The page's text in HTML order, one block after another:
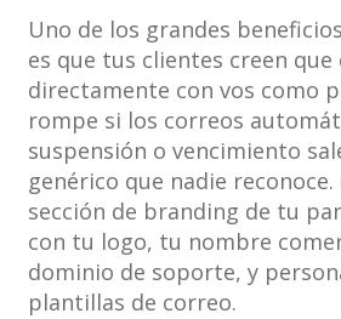
Uno de los grandes
es que tus clientes creen
directamente con vos como
rompe si los correos
suspensión o vencimiento
genérico que nadie
sección de branding de tu
con tu logo, tu nombre
dominio de soporte, y
plantillas de correo.